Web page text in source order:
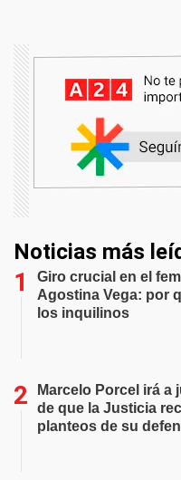
Noticias más
Giro crucial en el
Agostina Vega: por
los inquilinos
Marcelo Porcel irá a
de que la Justicia
planteos de su